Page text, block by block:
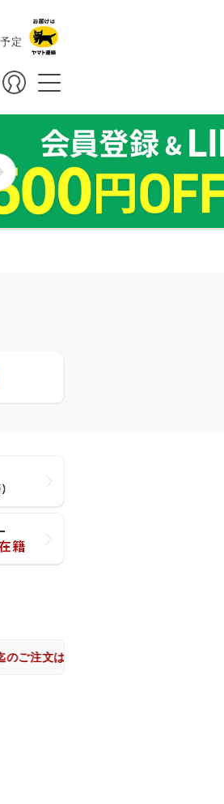
定！
、大阪市からヤマト運輸で即日出荷致